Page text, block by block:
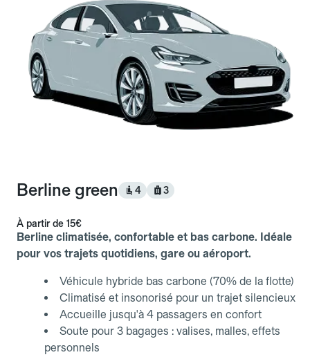
Berline green 4 3
À partir de 15€
Berline climatisée, confortable et bas carbone. Idéale
pour vos trajets quotidiens, gare ou aéroport.
Véhicule hybride bas carbone (70% de la flotte)
Climatisé et insonorisé pour un trajet silencieux
Accueille jusqu'à 4 passagers en confort
Soute pour 3 bagages : valises, malles, effets
personnels